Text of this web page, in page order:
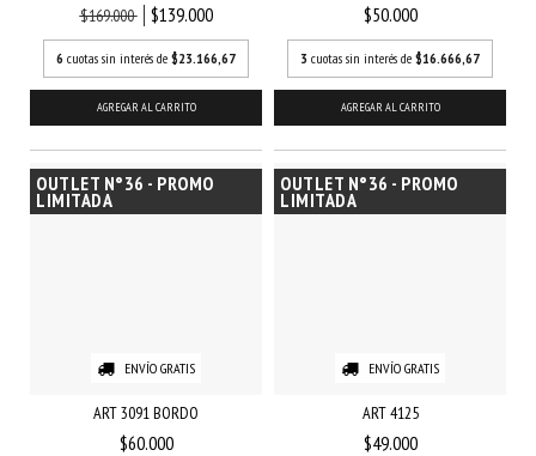
$169.000
$139.000
6 cuotas sin interés de $23.166,67
AGREGAR AL CARRITO
$50.000
3 cuotas sin interés de $16.666,67
AGREGAR AL CARRITO
OUTLET N°36 - PROMO
LIMITADA
ENVÍO GRATIS
ART 3091 BORDO
$60.000
OUTLET N°36 - PROMO
LIMITADA
ENVÍO GRATIS
ART 4125
$49.000